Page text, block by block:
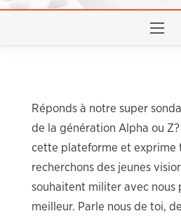
Réponds à notre super
de la génération Alpha ou
cette plateforme et exprime
recherchons des jeunes
souhaitent militer avec nous
meilleur. Parle nous de toi,